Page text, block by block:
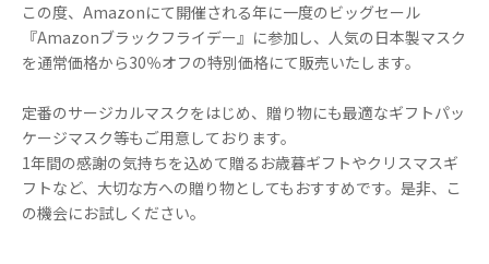
この度、Amazonにて開催される年に一度のビッグセール
『Amazonブラックフライデー』に参加し、人気の日本製マスク
を通常価格から30％オフの特別価格にて販売いたします。
定番のサージカルマスクをはじめ、贈り物にも最適なギフトパッ
ケージマスク等もご用意しております。
1年間の感謝の気持ちを込めて贈るお歳暮ギフトやクリスマスギ
フトなど、大切な方への贈り物としてもおすすめです。是非、こ
の機会にお試しください。